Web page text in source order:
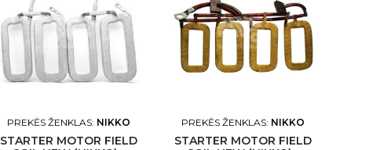
PREKĖS ŽENKLAS: NIKKO
STARTER MOTOR FIELD
PREKĖS ŽENKLAS: NIKKO
STARTER MOTOR FIELD